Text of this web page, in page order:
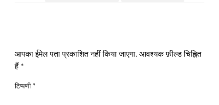
आपका ईमेल पता प्रकाशित नहीं किया जाएगा. आवश्यक फ़ील्ड चिह्नित
हैं *
टिप्पणी *